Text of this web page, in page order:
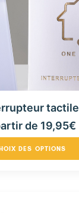
tactile
de 19,95€
DES OPTIONS